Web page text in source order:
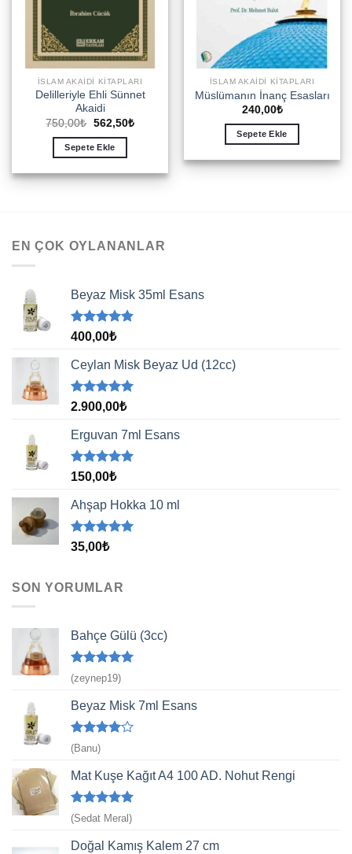
İSLAM AKAIDI KITAPLARI
Delilleriyle Ehli Sünnet
Akaidi
750,00₺ Orijinal
fiyat:
750,00₺.
562,50₺Şu
Sepete Ekle
İSLAM AKAIDI KITAPLARI
Müslümanın İnanç Esasları
240,00₺
Sepete Ekle
EN ÇOK OYLANANLAR
Beyaz Misk 35ml Esans
5 üzerinden
aldı
400,00₺
Ceylan Misk Beyaz Ud (12cc)
5 üzerinden
aldı
2.900,00₺
Erguvan 7ml Esans
5 üzerinden
aldı
150,00₺
Ahşap Hokka 10 ml
5 üzerinden
35,00₺
SON YORUMLAR
Bahçe Gülü (3cc)
5 üzerinden
5
oy aldı
(zeynep19)
Beyaz Misk 7ml Esans
5
üzerinden
4oy aldı
(Banu)
Mat Kuşe Kağıt A4 100 AD. Nohut Rengi
5 üzerinden
5
(Sedat Meral)
Doğal Kamış Kalem 27 cm